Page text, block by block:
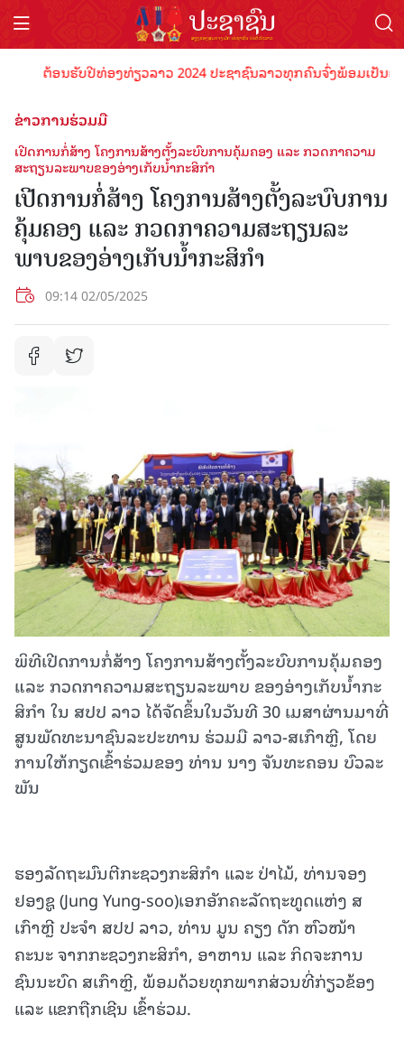
ຕ້ອນຮັບປີທ່ອງທ່ຽວລາວ 2024 ປະຊາຊົນລາວທຸກຄົນຈົ່ງພ້ອມເປັນເຈົ້
ຂ່າວການຮ່ວມມື
ເປີດການກໍ່ສ້າງ ໂຄງການສ້າງຕັ້ງລະບົບການຄຸ້ມຄອງ ແລະ ກວດກາຄວາມ
ສະຖຽນລະພາບຂອງອ່າງເກັບນໍ້າກະສິກໍາ
ເປີດການກໍ່ສ້າງ ໂຄງການສ້າງຕັ້ງລະບົບການ
ຄຸ້ມຄອງ ແລະ ກວດກາຄວາມສະຖຽນລະ
ພາບຂອງອ່າງເກັບນໍ້າກະສິກໍາ
09:14 02/05/2025
ພິທີເປີດການກໍ່ສ້າງ ໂຄງການສ້າງຕັ້ງລະບົບການຄຸ້ມຄອງ
ແລະ ກວດກາຄວາມສະຖຽນລະພາບ ຂອງອ່າງເກັບນໍ້າກະ
ສິກໍາ ໃນ ສປປ ລາວ ໄດ້ຈັດຂຶ້ນໃນວັນທີ 30 ເມສາຜ່ານມາທີ່
ສູນພັດທະນາຊົນລະປະທານ ຮ່ວມມື ລາວ-ສເກົາຫຼີ, ໂດຍ
ການໃຫ້ກຽດເຂົ້າຮ່ວມຂອງ ທ່ານ ນາງ ຈັນທະຄອນ ບົວລະ
ພັນ
ຮອງລັດຖະມົນຕີກະຊວງກະສິກໍາ ແລະ ປ່າໄມ້, ທ່ານຈອງ
ຢອງຊູ (Jung Yung-soo)ເອກອັກຄະລັດຖະທູດແຫ່ງ ສ
ເກົາຫຼີ ປະຈໍາ ສປປ ລາວ, ທ່ານ ມູນ ຄຽງ ດັກ ຫົວໜ້າ
ຄະນະ ຈາກກະຊວງກະສິກໍາ, ອາຫານ ແລະ ກິດຈະການ
ຊົນນະບົດ ສເກົາຫຼີ, ພ້ອມດ້ວຍທຸກພາກສ່ວນທີ່ກ່ຽວຂ້ອງ
ແລະ ແຂກຖືກເຊີນ ເຂົ້າຮ່ວມ.